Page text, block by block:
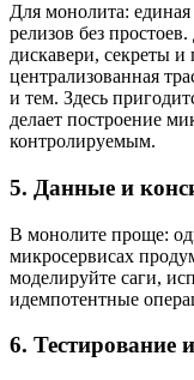
Для монолита:
релизов без
дискавери, секреты
централизованная
и тем. Здесь
делает построение
контролируемым.
5. Данные и
В монолите проще:
микросервисах
моделируйте саги,
идемпотентные
6. Тестирование